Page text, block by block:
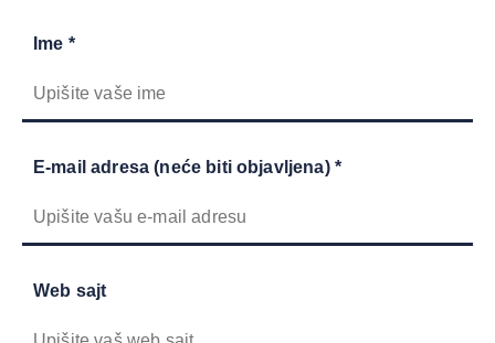
Ime *
E-mail adresa (neće biti objavljena) *
Web sajt